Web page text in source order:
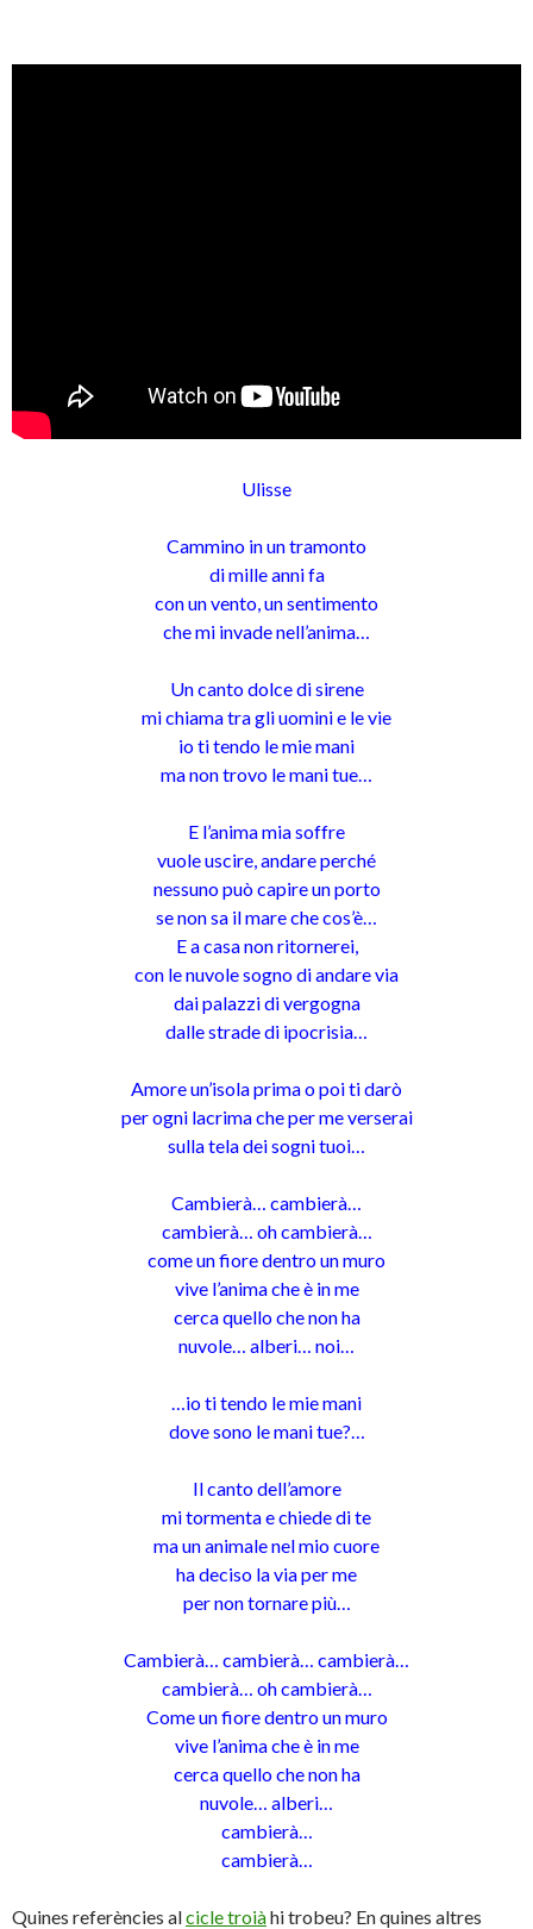
Ulisse
Cammino in un tramonto
di mille anni fa
con un vento, un sentimento
che mi invade nell’anima…
Un canto dolce di sirene
mi chiama tra gli uomini e le vie
io ti tendo le mie mani
ma non trovo le mani tue…
E l’anima mia soffre
vuole uscire, andare perché
nessuno può capire un porto
se non sa il mare che cos’è…
E a casa non ritornerei,
con le nuvole sogno di andare via
dai palazzi di vergogna
dalle strade di ipocrisia…
Amore un’isola prima o poi ti darò
per ogni lacrima che per me verserai
sulla tela dei sogni tuoi…
Cambierà… cambierà…
cambierà… oh cambierà…
come un fiore dentro un muro
vive l’anima che è in me
cerca quello che non ha
nuvole… alberi… noi…
…io ti tendo le mie mani
dove sono le mani tue?…
Il canto dell’amore
mi tormenta e chiede di te
ma un animale nel mio cuore
ha deciso la via per me
per non tornare più…
Cambierà… cambierà… cambierà…
cambierà… oh cambierà…
Come un fiore dentro un muro
vive l’anima che è in me
cerca quello che non ha
nuvole… alberi…
cambierà…
cambierà…
Quines referències alcicle troiàhi trobeu? En quines altres